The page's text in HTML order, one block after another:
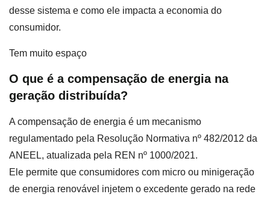
desse sistema e como ele impacta a economia do
consumidor.
Tem muito espaço
O que é a compensação de energia na
geração distribuída?
A compensação de energia é um mecanismo
regulamentado pela Resolução Normativa nº 482/2012 da
ANEEL, atualizada pela REN nº 1000/2021.
Ele permite que consumidores com micro ou minigeração
de energia renovável injetem o excedente gerado na rede